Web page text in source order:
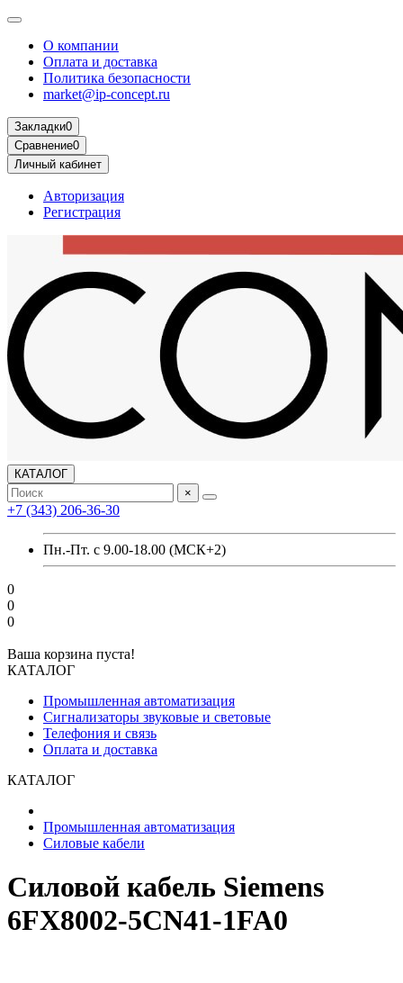
О компании
Оплата и доставка
Политика безопасности
market@ip-concept.ru
Закладки0
Сравнение0
Личный кабинет
Авторизация
Регистрация
КАТАЛОГ
×
+7 (343) 206-36-30
Пн.-Пт. с 9.00-18.00 (МСК+2)
0
0
0
Ваша корзина пуста!
КАТАЛОГ
Промышленная автоматизация
Сигнализаторы звуковые и световые
Телефония и связь
Оплата и доставка
КАТАЛОГ
Промышленная автоматизация
Силовые кабели
Силовой кабель Siemens
6FX8002-5CN41-1FA0